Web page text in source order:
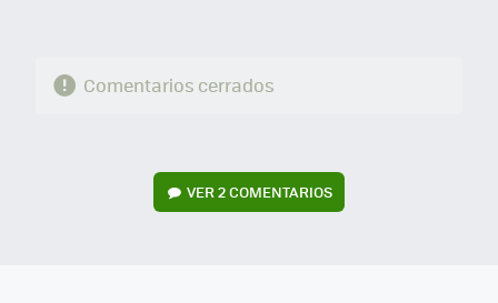
Comentarios cerrados
VER2 COMENTARIOS